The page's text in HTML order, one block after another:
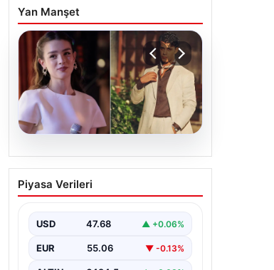
Yan Manşet
05.08.2026
‘Yeraltı’ dizisinde şok
olay! Babası suç
‘Kızımla reşit olmadığı
halde…’
Piyasa Verileri
USD 47.68 ▲ +0.06%
EUR 55.06 ▼ -0.13%